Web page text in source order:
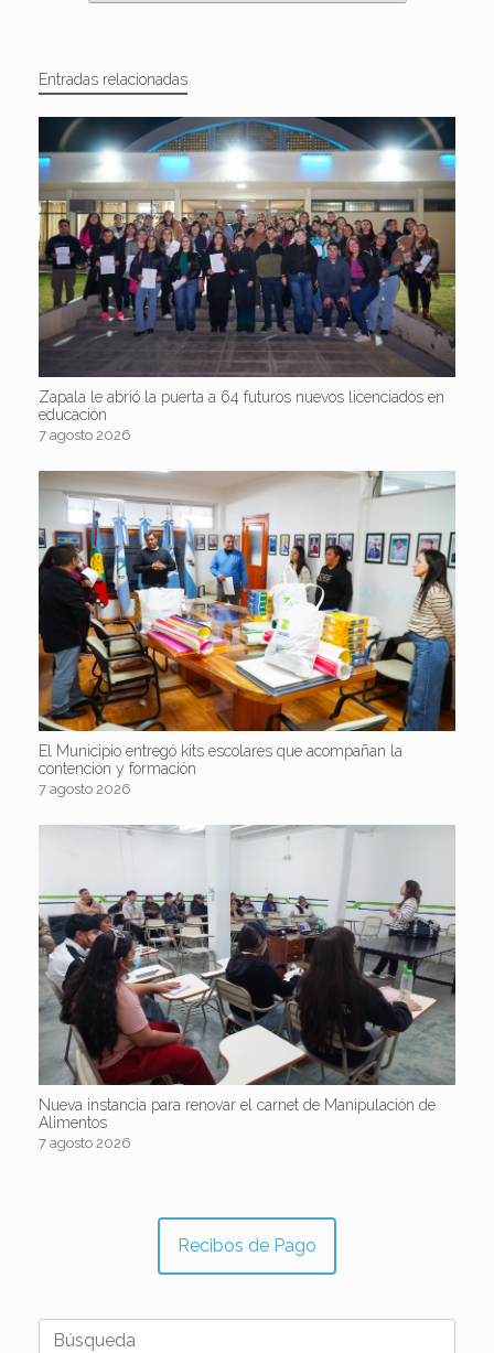
Entradas relacionadas
Zapala le abrió la puerta a 64 futuros nuevos licenciados en
educación
7 agosto 2026
El Municipio entregó kits escolares que acompañan la
contención y formación
7 agosto 2026
Nueva instancia para renovar el carnet de Manipulación de
Alimentos
7 agosto 2026
Recibos de Pago
Buscar: